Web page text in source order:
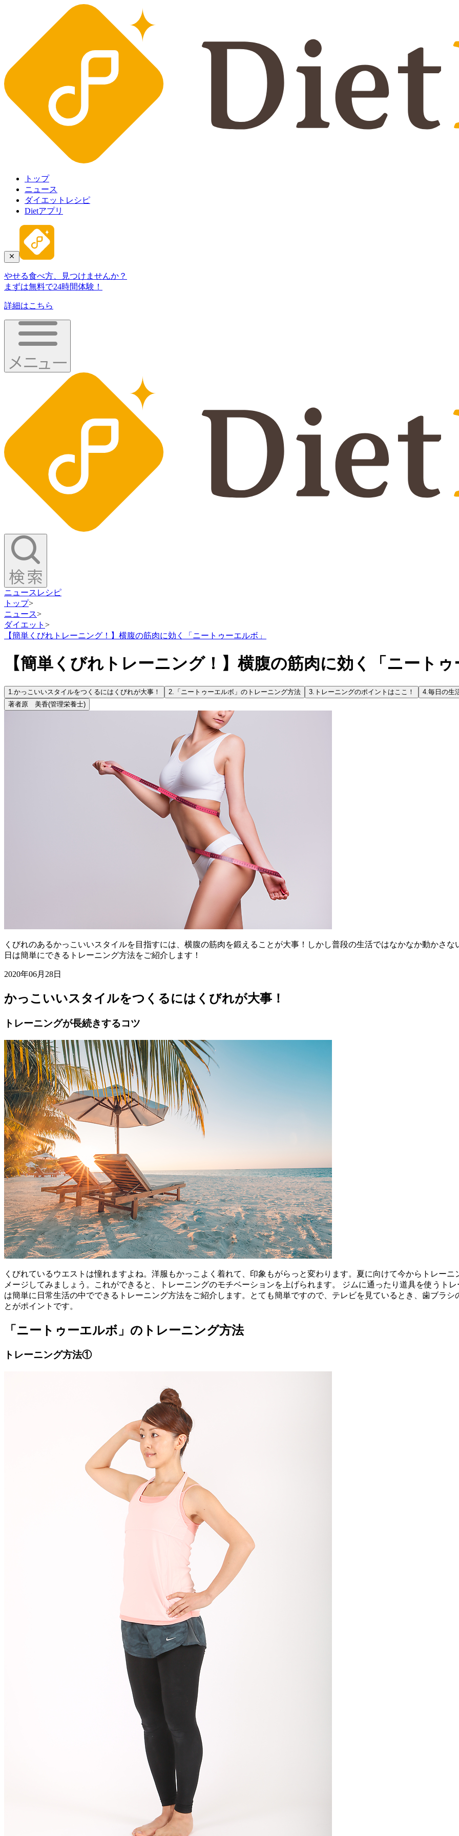
トップ
ニュース
ダイエットレシピ
Dietアプリ
やせる食べ方、見つけませんか？
まずは無料で24時間体験！
詳細はこちら
ニュース レシピ
トップ>
ニュース>
ダイエット >
【簡単くびれトレーニング！】横腹の筋肉に効く「ニートゥーエルボ」
【簡単くびれトレーニング！】横腹の筋肉に効く「ニートゥ
1.かっこいいスタイルをつくるにはくびれが大事！ 2. 「ニートゥーエルボ」のトレーニング方法 3. トレーニングのポイントはここ！ 4.毎日の生
著者原 美香(管理栄養士)
くびれのあるかっこいいスタイルを目指すには、横腹の筋肉を鍛えることが大事！しかし普段の生活ではなかなか動かさ
日は簡単にできるトレーニング方法をご紹介します！
2020年06月28日
かっこいいスタイルをつくるにはくびれが大事！
トレーニングが長続きするコツ
くびれているウエストは憧れますよね。洋服もかっこよく着れて、印象もがらっと変わります。夏に向けて今からトレー
メージしてみましょう。これができると、トレーニングのモチベーションを上げられます。 ジムに通ったり道具を使うト
は簡単に日常生活の中でできるトレーニング方法をご紹介します。とても簡単ですので、テレビを見ているとき、歯ブラ
とがポイントです。
「ニートゥーエルボ」のトレーニング方法
トレーニング方法①